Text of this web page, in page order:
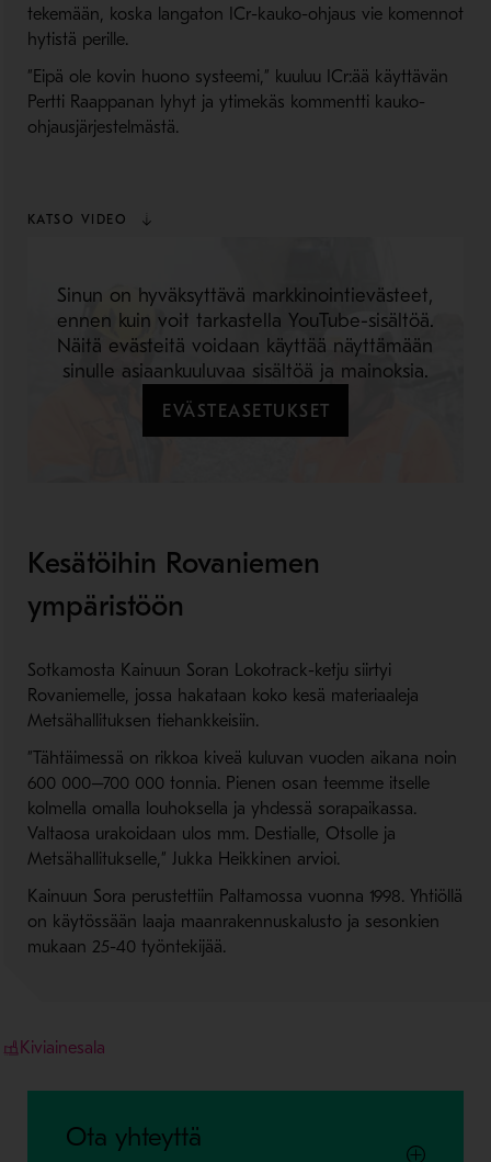
tekemään, koska langaton ICr-kauko-ohjaus vie komennot
hytistä perille.
”Eipä ole kovin huono systeemi,” kuuluu ICr:ää käyttävän
Pertti Raappanan lyhyt ja ytimekäs kommentti kauko-
ohjausjärjestelmästä.
KATSO VIDEO
Sinun on hyväksyttävä markkinointievästeet,
ennen kuin voit tarkastella YouTube-sisältöä.
Näitä evästeitä voidaan käyttää näyttämään
sinulle asiaankuuluvaa sisältöä ja mainoksia.
EVÄSTEASETUKSET
Kesätöihin Rovaniemen
ympäristöön
Sotkamosta Kainuun Soran Lokotrack-ketju siirtyi
Rovaniemelle, jossa hakataan koko kesä materiaaleja
Metsähallituksen tiehankkeisiin.
”Tähtäimessä on rikkoa kiveä kuluvan vuoden aikana noin
600 000–700 000 tonnia. Pienen osan teemme itselle
kolmella omalla louhoksella ja yhdessä sorapaikassa.
Valtaosa urakoidaan ulos mm. Destialle, Otsolle ja
Metsähallitukselle,” Jukka Heikkinen arvioi.
Kainuun Sora perustettiin Paltamossa vuonna 1998. Yhtiöllä
on käytössään laaja maanrakennuskalusto ja sesonkien
mukaan 25-40 työntekijää.
Kiviainesala
Ota yhteyttä